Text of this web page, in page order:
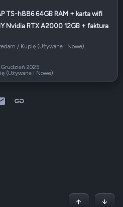
TS-h886 64GB RAM + karta wifi
Nvidia RTX A2000 12GB + faktura
/ Kupię (Używane i Nowe)
(Używane i Nowe)
Grudzień 2025
E-mailLink